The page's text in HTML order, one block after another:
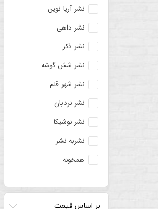
نشر آریا نوین
نشر داهی
نشر ذکر
نشر شش گوشه
نشر شهر قلم
نشر نردبان
نشر نوشیکا
نشربه نشر
همخونه
بر اساس قیمت